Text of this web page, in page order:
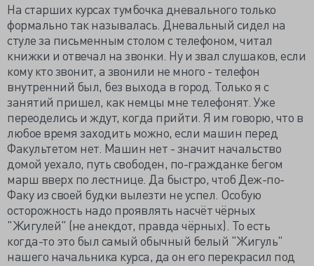
На старших курсах тумбочка дневального только
формально так называлась. Дневальный сидел на
стуле за письменным столом с телефоном, читал
книжки и отвечал на звонки. Ну и звал слушаков, если
кому кто звонит, а звонили не много - телефон
внутренний был, без выхода в город. Только я с
занятий пришел, как немцы мне телефонят. Уже
переоделись и ждут, когда прийти. Я им говорю, что в
любое время заходить можно, если машин перед
Факультетом нет. Машин нет - значит начальство
домой уехало, путь свободен, по-гражданке бегом
марш вверх по лестнице. Да быстро, чтоб Деж-по-
Факу из своей будки вылезти не успел. Особую
осторожность надо проявлять насчёт чёрных
"Жигулей" (не анекдот, правда чёрных). То есть
когда-то это был самый обычный белый "Жигуль"
нашего начальника курса, да он его перекрасил под